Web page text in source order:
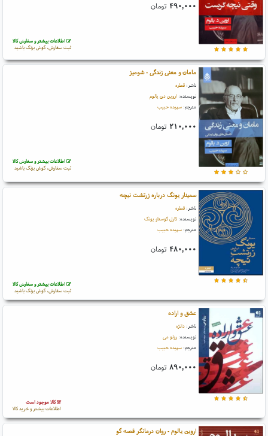
۴۹۰,۰۰۰ تومان
اطلاعات بیشتر و سفارش کالا
ثبت سفارش، گوش بزنگ باشید
مامان و معنی زندگی - شومیز
ناشر: قطره
نویسنده: اروین دی یالوم
مترجم: سپیده حبیب
۲۱۰,۰۰۰ تومان
اطلاعات بیشتر و سفارش کالا
ثبت سفارش، گوش بزنگ باشید
سمینار یونگ درباره زرتشت نیچه
ناشر: قطره
نویسنده: کارل گوستاو یونگ
مترجم: سپیده حبیب
۴۸۰,۰۰۰ تومان
اطلاعات بیشتر و سفارش کالا
ثبت سفارش، گوش بزنگ باشید
عشق و اراده
ناشر: دانژه
نویسنده: رولو می
مترجم: سپیده حبیب
۸۹۰,۰۰۰ تومان
کالا موجود است
اطلاعات بیشتر و خرید کالا
اروین یالوم - روان درمانگر قصه گو